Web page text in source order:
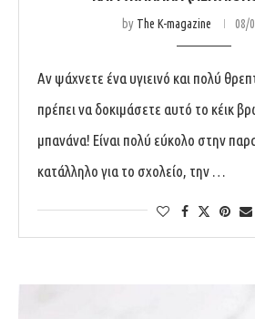
by The K-magazine 08/
Αν ψάχνετε ένα υγιεινό και πολύ
πρέπει να δοκιμάσετε αυτό το κέικ
μπανάνα! Είναι πολύ εύκολο στην
κατάλληλο για το σχολείο, την …